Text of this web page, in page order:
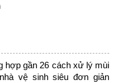
hợp gần 26 cách xử lý mùi
vệ sinh siêu đơn giản